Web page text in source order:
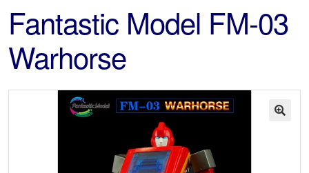
Fantastic Model FM-03
Warhorse